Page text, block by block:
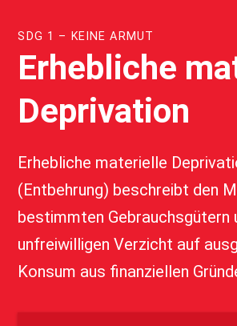
SDG 1 – KEINE ARMUT
Erhebliche
Deprivation
Erhebliche materielle
(Entbehrung) beschreibt den
bestimmten Gebrauchsgütern
unfreiwilligen Verzicht auf
Konsum aus finanziellen